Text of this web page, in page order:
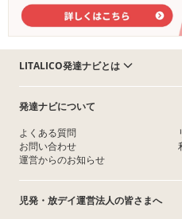
LITALICO発達ナビとは
発達ナビについて
よくある質問
お問い合わせ
運営からのお知らせ
児発・放デイ運営法人の皆さまへ